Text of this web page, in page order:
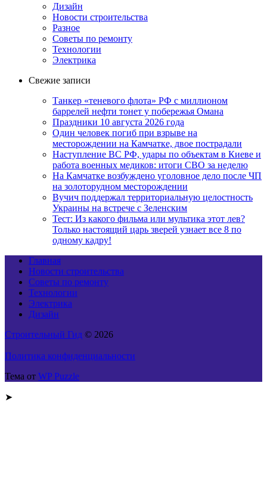
Дизайн
Новости строительства
Разное
Советы по ремонту
Технологии
Электрика
Свежие записи
Танкер «теневого флота» РФ с миллионом
баррелей нефти тонет у побережья Омана
Праздники 10 августа 2026 года
Один человек погиб при взрыве на
месторождении на Камчатке, двое пострадали
Наступление ВС РФ, удары по объектам в Киеве и
работа военных медиков: итоги СВО за неделю
На Камчатке возбуждено уголовное дело после ЧП
на золоторудном месторождении
Вучич поддержал территориальную целостность
Украины на встрече с Зеленским
Тест: Из какого фильма или мультика этот лев?
Только настоящий царь зверей узнает все 8 по
одному кадру!
Главная
Новости строительства
Советы по ремонту
Технологии
Электрика
Дизайн
Строительный Гид © 2026
Политика конфиденциальности
Тема от WP Puzzle
➤